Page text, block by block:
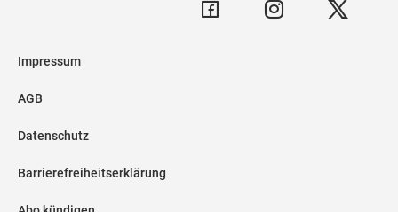
Impressum
AGB
Datenschutz
Barrierefreiheitserklärung